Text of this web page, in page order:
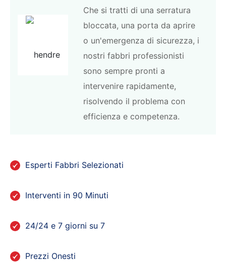
Che si tratti di una serratura
bloccata, una porta da aprire
o un'emergenza di sicurezza, i
nostri fabbri professionisti
sono sempre pronti a
intervenire rapidamente,
risolvendo il problema con
efficienza e competenza.
Esperti Fabbri Selezionati
Interventi in 90 Minuti
24/24 e 7 giorni su 7
Prezzi Onesti